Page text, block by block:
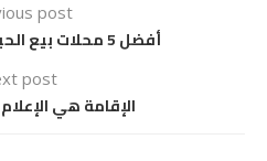
post
أفضل 5 محلات بيع الحيوانات في الرياض
post
الإقامة هي